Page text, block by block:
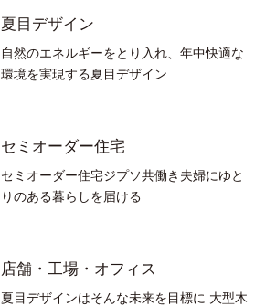
夏目デザイン
自然のエネルギーをとり入れ、年中快適な
環境を実現する夏目デザイン
セミオーダー住宅
セミオーダー住宅ジプソ共働き夫婦にゆと
りのある暮らしを届ける
店舗・工場・オフィス
夏目デザインはそんな未来を目標に 大型木